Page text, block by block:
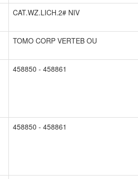
CAT.WZ.LICH.2# NIV
TOMO CORP VERTEB OU
458850 - 458861
458850 - 458861